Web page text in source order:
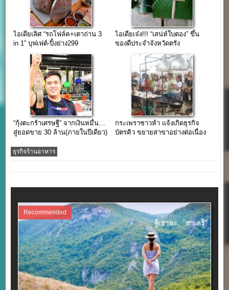
ไอเดียเลิศ “รถโฟล์ค+เตาถ่าน 3
in 1” บุฟเฟต์-ปิ้งย่าง299
ไอเดียเจ๋ง!!! “เสน่ห์ใบตอง” ขึ้น
ของดีประจำจังหวัดตรัง
“กุ้งตะกร้าเศรษฐี” จากเงินหมื่น…
สู่ยอดขาย 30 ล้าน(ภายในปีเดียว)
กระเพราซาวห้า แจ้งเกิดธุรกิจ
บัตรคิว ขยายสาขาอย่างต่อเนื่อง
ธุรกิจร้านอาหาร
Recommended